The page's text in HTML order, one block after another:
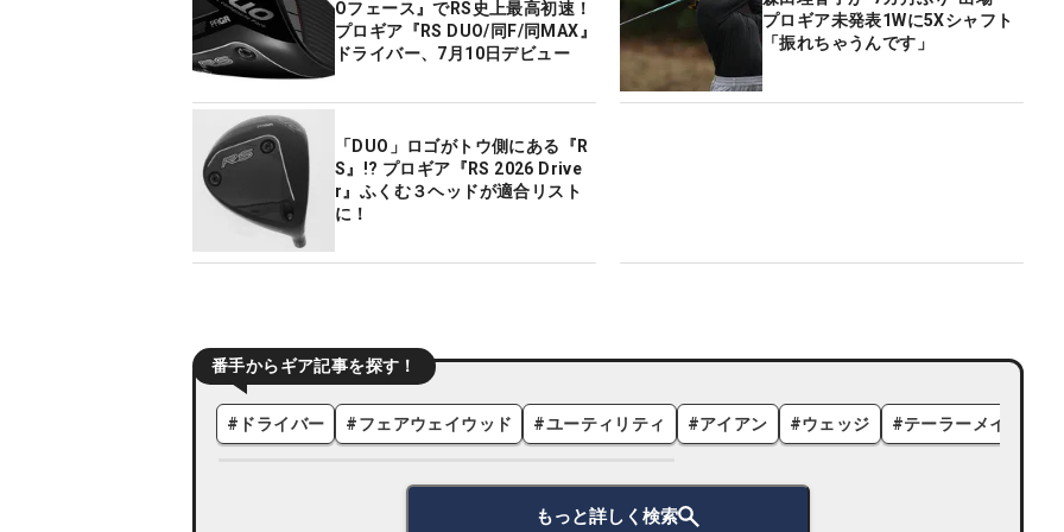
Oフェース』でRS史上最高初速！
プロギア『RS DUO/同F/同MAX』
ドライバー、7月10日デビュー
プロギア未発表1Wに5Xシャフト
「振れちゃうんです」
「DUO」ロゴがトウ側にある『R
S』!? プロギア『RS 2026 Drive
r』ふくむ３ヘッドが適合リスト
に！
番手からギア記事を探す！
# ドライバー #フェアウェイウッド #ユーティリティ #アイアン #ウェッジ #テーラーメイド
もっと詳しく検索